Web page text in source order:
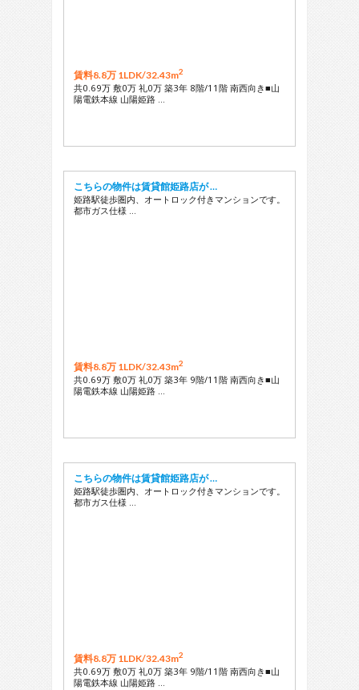
賃料8.8万 1LDK/32.43m2
共0.69万 敷0万 礼0万 築3年 8階/11階 南西向き■山
陽電鉄本線 山陽姫路 …
こちらの物件は賃貸館姫路店が …
姫路駅徒歩圏内、オートロック付きマンションです。
都市ガス仕様 …
賃料8.8万 1LDK/32.43m2
共0.69万 敷0万 礼0万 築3年 9階/11階 南西向き■山
陽電鉄本線 山陽姫路 …
こちらの物件は賃貸館姫路店が …
姫路駅徒歩圏内、オートロック付きマンションです。
都市ガス仕様 …
賃料8.8万 1LDK/32.43m2
共0.69万 敷0万 礼0万 築3年 9階/11階 南西向き■山
陽電鉄本線 山陽姫路 …